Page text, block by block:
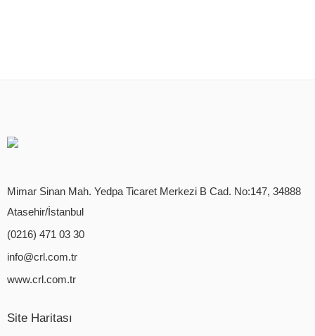
Mimar Sinan Mah. Yedpa Ticaret Merkezi B Cad. No:147, 34888
Atasehir/İstanbul
(0216) 471 03 30
info@crl.com.tr
www.crl.com.tr
Site Haritası